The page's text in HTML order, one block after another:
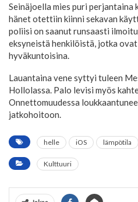
Seinäjoella mies puri perjantaina
hänet otettiin kiinni sekavan
poliisi on saanut runsaasti
eksyneistä henkilöistä, jotka
hyväkuntoisina.
Lauantaina vene syttyi tuleen
Hollolassa. Palo levisi myös
Onnettomuudessa
jatkohoitoon.
helle iOS lämpötila
Kulttuuri